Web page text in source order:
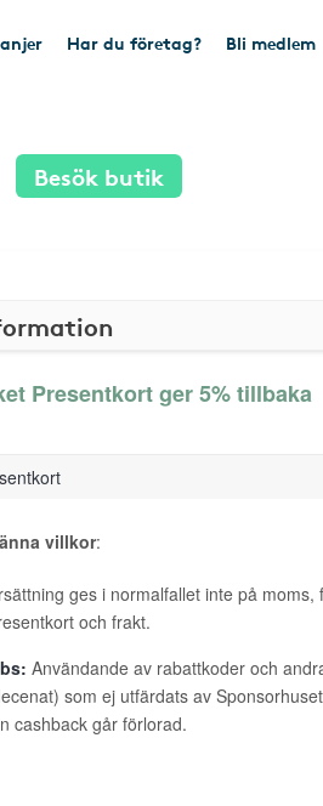
Har du företag? Bli medlem
Besök butik
Presentkort ger 5% tillbaka
villkor:
ges i normalfallet inte på moms,
och frakt.
Användande av rabattkoder och
som ej utfärdats av
cashback går förlorad.